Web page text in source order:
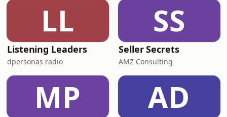
LL
Listening Leaders
dpersonas radio
SS
Seller Secrets
AMZ Consulting
MP AD